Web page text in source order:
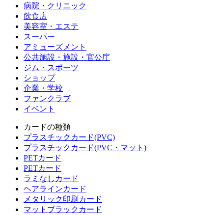
病院・クリニック
飲食店
美容室・エステ
スーパー
アミューズメント
公共施設・施設・官公庁
ジム・スポーツ
ショップ
企業・学校
ファンクラブ
イベント
カードの種類
プラスチックカード(PVC)
プラスチックカード(PVC・マット)
PETカード
PETカード
ラミなしカード
ヘアラインカード
メタリック印刷カード
マットブラックカード